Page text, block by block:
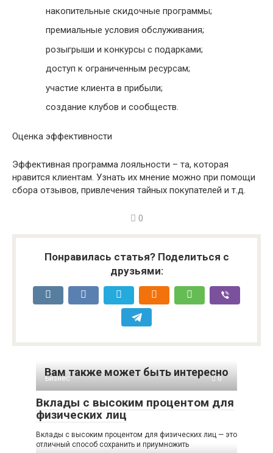
накопительные скидочные программы;
премиальные условия обслуживания;
розыгрыши и конкурсы с подарками;
доступ к ограниченным ресурсам;
участие клиента в прибыли;
создание клубов и сообществ.
Оценка эффективности
Эффективная программа лояльности – та, которая
нравится клиентам. Узнать их мнение можно при помощи
сбора отзывов, привлечения тайных покупателей и т.д.
0
Понравилась статья? Поделиться с
друзьями:
Вам также может быть интересно
Бизнес 0
Вклады с высоким процентом для
физических лиц
Вклады с высоким процентом для физических лиц — это
отличный способ сохранить и приумножить